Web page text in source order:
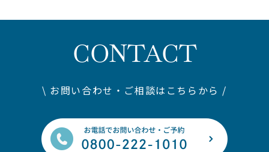
CONTACT
\ お問い合わせ・ご相談はこちらから /